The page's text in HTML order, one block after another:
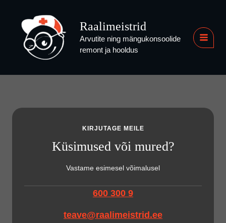
content
Raalimeistrid
Arvutite ning mängukonsoolide
remont ja hooldus
KIRJUTAGE MEILE
Küsimused või mured?
Vastame esimesel võimalusel
600 300 9
teave@raalimeistrid.ee